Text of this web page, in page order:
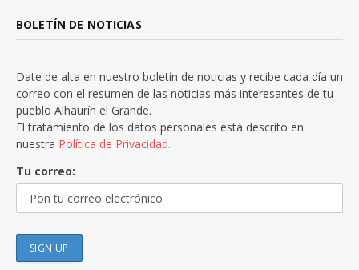
BOLETÍN DE NOTICIAS
Date de alta en nuestro boletín de noticias y recibe cada día un
correo con el resumen de las noticias más interesantes de tu
pueblo Alhaurín el Grande.
El tratamiento de los datos personales está descrito en
nuestra Política de Privacidad.
Tu correo: